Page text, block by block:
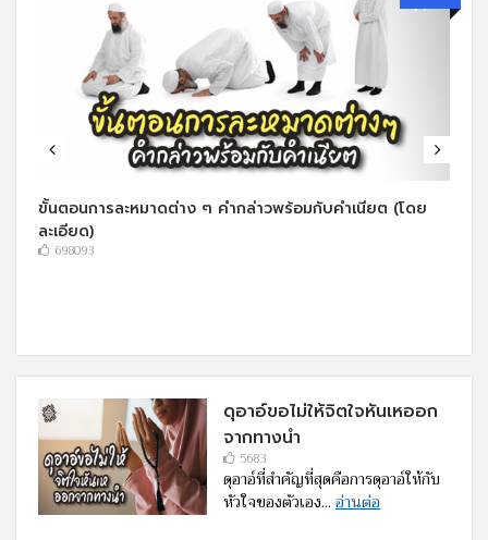
ขั้นตอนการละหมาดต่าง ๆ คำกล่าวพร้อมกับคำเนียต (โดย
ละเอียด)
698093
ดุอาอ์ขอไม่ให้จิตใจหันเหออก
จากทางนำ
5683
ดุอาอ์ที่สำคัญที่สุดคือการดุอาอ์ให้กับ
หัวใจของตัวเอง... อ่านต่อ